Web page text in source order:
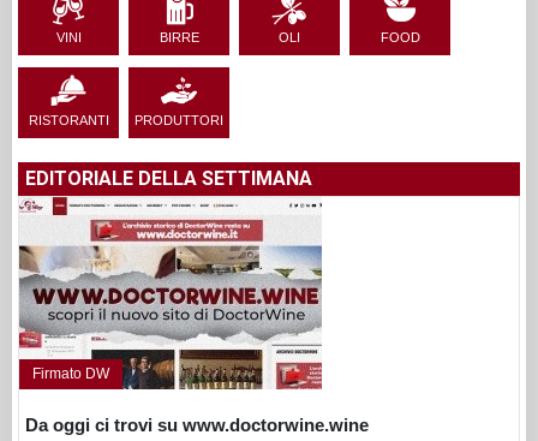
VINI BIRRE OLI FOOD
RISTORANTI PRODUTTORI
EDITORIALE DELLA SETTIMANA
Firmato DW
Da oggi ci trovi su www.doctorwine.wine